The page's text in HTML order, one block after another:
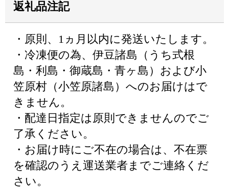
返礼品注記
・原則、1ヵ月以内に発送いたします。
・冷凍便の為、伊豆諸島（うち式根
島・利島・御蔵島・青ヶ島）および小
笠原村（小笠原諸島）へのお届けはで
きません。
・配達日指定は原則できませんのでご
了承ください。
・お届け時にご不在の場合は、不在票
を確認のうえ運送業者までご連絡くだ
さい。